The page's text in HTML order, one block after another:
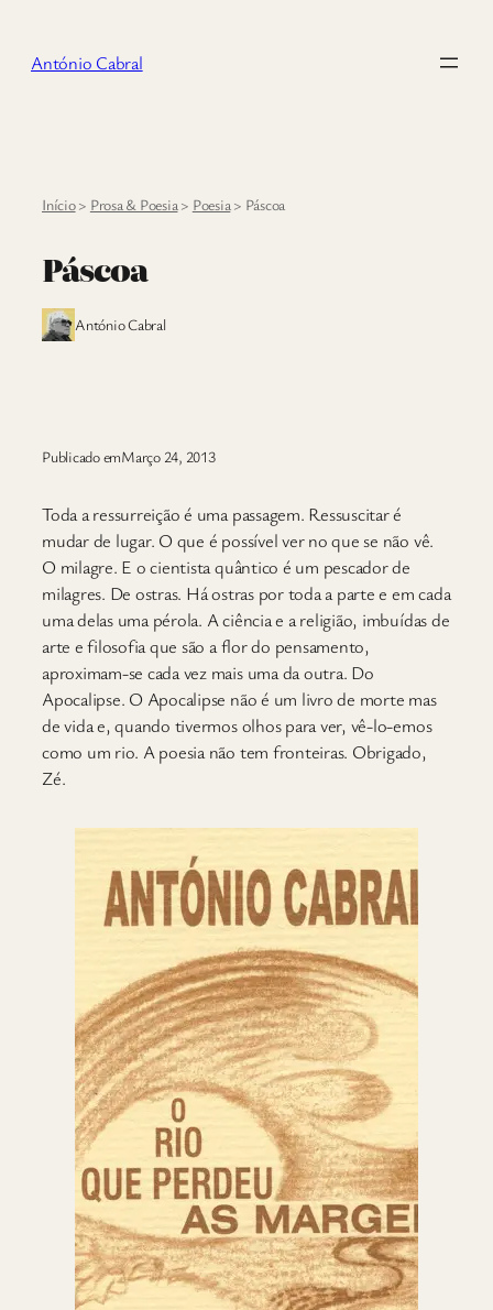
António Cabral
Início> Prosa & Poesia> Poesia> Páscoa
Páscoa
António Cabral
Publicado emMarço 24, 2013
Toda a ressurreição é uma passagem. Ressuscitar é
mudar de lugar. O que é possível ver no que se não vê.
O milagre. E o cientista quântico é um pescador de
milagres. De ostras. Há ostras por toda a parte e em cada
uma delas uma pérola. A ciência e a religião, imbuídas de
arte e filosofia que são a flor do pensamento,
aproximam-se cada vez mais uma da outra. Do
Apocalipse. O Apocalipse não é um livro de morte mas
de vida e, quando tivermos olhos para ver, vê-lo-emos
como um rio. A poesia não tem fronteiras. Obrigado,
Zé.